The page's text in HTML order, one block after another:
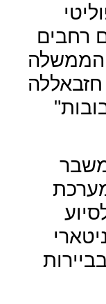
רחבים
הממשלה
חזבאללה
בביירות